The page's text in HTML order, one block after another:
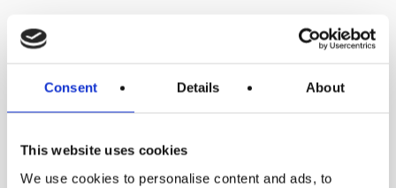
Consent Details About
This website uses cookies
We use cookies to personalise content and ads, to